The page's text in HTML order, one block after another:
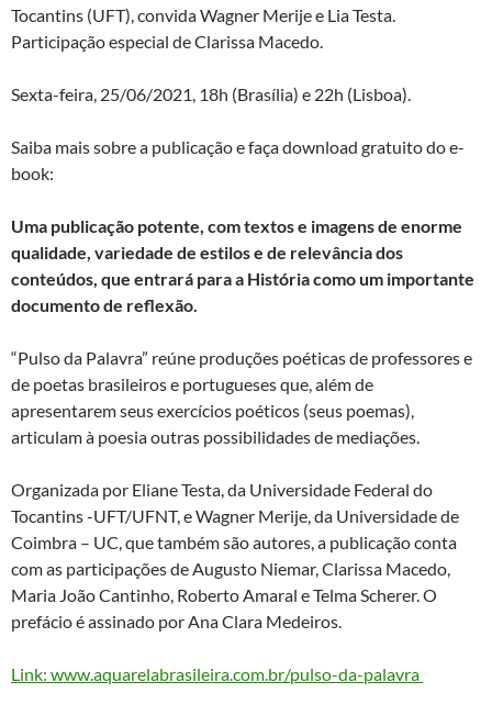
Tocantins (UFT), convida Wagner Merije e Lia Testa.
Participação especial de Clarissa Macedo.
Sexta-feira, 25/06/2021, 18h (Brasília) e 22h (Lisboa).
Saiba mais sobre a publicação e faça download gratuito do e-
book:
Uma publicação potente, com textos e imagens de enorme
qualidade, variedade de estilos e de relevância dos
conteúdos, que entrará para a História como um importante
documento de reflexão.
“Pulso da Palavra” reúne produções poéticas de professores e
de poetas brasileiros e portugueses que, além de
apresentarem seus exercícios poéticos (seus poemas),
articulam à poesia outras possibilidades de mediações.
Organizada por Eliane Testa, da Universidade Federal do
Tocantins -UFT/UFNT, e Wagner Merije, da Universidade de
Coimbra – UC, que também são autores, a publicação conta
com as participações de Augusto Niemar, Clarissa Macedo,
Maria João Cantinho, Roberto Amaral e Telma Scherer. O
prefácio é assinado por Ana Clara Medeiros.
Link: www.aquarelabrasileira.com.br/pulso-da-palavra